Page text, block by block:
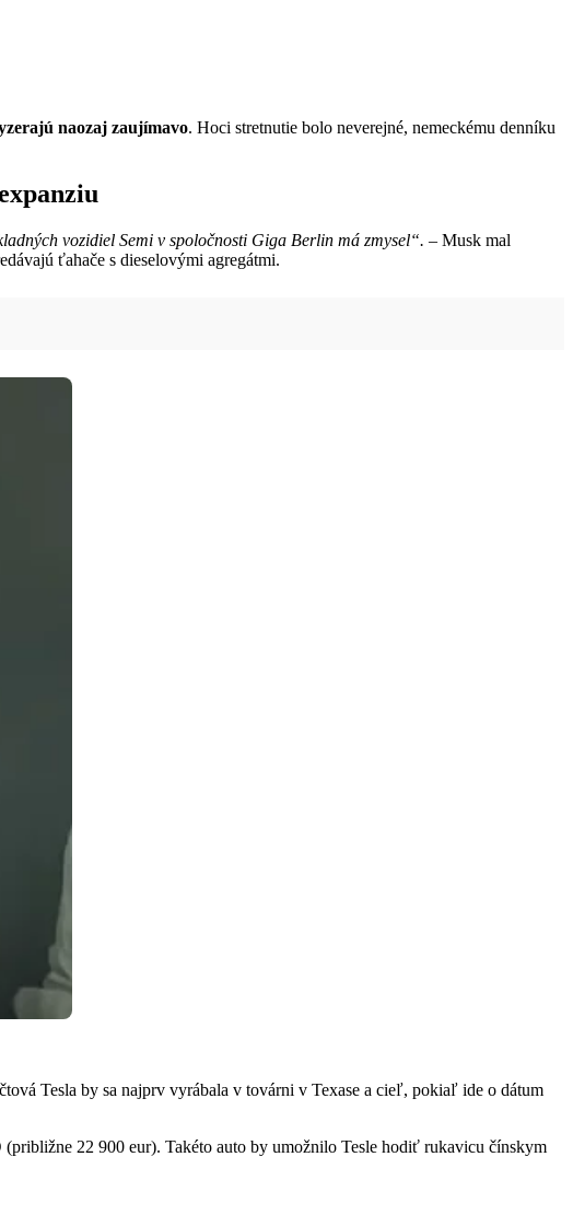
naozaj zaujímavo. Hoci stretnutie bolo neverejné, nemeckému denníku
vozidiel Semi v spoločnosti Giga Berlin má zmysel“. – Musk mal
ťahače s dieselovými agregátmi.
Tesla by sa najprv vyrábala v továrni v Texase a cieľ, pokiaľ ide o dátum
(približne 22 900 eur). Takéto auto by umožnilo Tesle hodiť rukavicu čínskym